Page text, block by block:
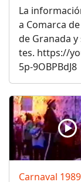
La
a Comarca
de Granada y
tes. https://
5p-9OBPBdJ8
Carnaval